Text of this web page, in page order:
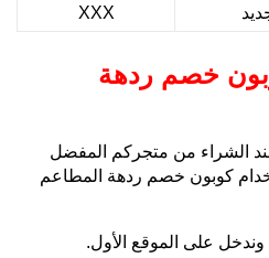
XXX
خصم ردهة
الشراء من متجركم المفضل
كوبون خصم ردهة المطاعم
على الموقع الأول.